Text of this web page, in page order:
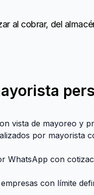
al cobrar, del
vista de mayoreo y
por mayorista
WhatsApp con
con límite